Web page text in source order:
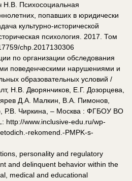
Н.В. Психосоциальная
попавших в юридически
культурно-исторической
психология. 2017. Том
chp.2017130306
по организации обследования
поведенческими нарушениями и
образовательных условий /
Н.В. Дворянчиков, Е.Г. Дозорцева,
Д.А. Малкин, В.А. Пимонов,
Чиркина, – Москва : ФГБОУ ВО
http://www.inclusive-edu.ru/wp-
rekomend.-PMPK-s-
personality and regulatory
and delinquent behavior within the
medical and educational